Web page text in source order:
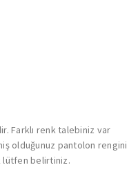
Farklı renk talebiniz var
olduğunuz pantolon rengini
lütfen belirtiniz.